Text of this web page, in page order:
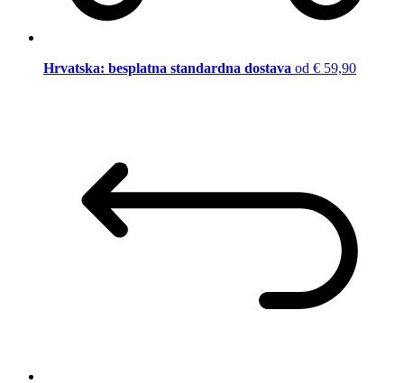
Hrvatska: besplatna standardna dostava od € 59,90